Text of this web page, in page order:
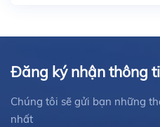
Đăng ký nhận thông
Chúng tôi sẽ gửi bạn những
nhất